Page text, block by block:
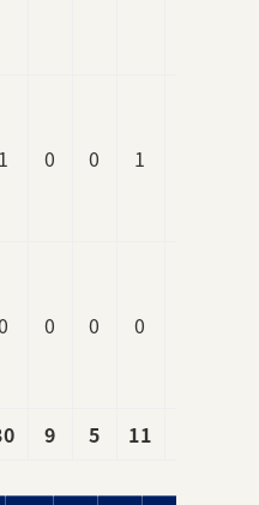
1 0 0 1
0 0 0
9 5 11